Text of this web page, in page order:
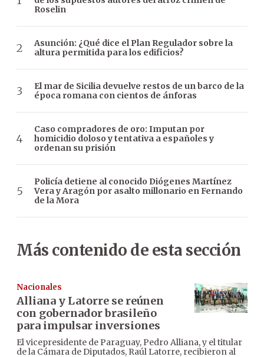
Roselin
Asunción: ¿Qué dice el Plan Regulador sobre la
altura permitida para los edificios?
El mar de Sicilia devuelve restos de un barco de la
época romana con cientos de ánforas
Caso compradores de oro: Imputan por
homicidio doloso y tentativa a españoles y
ordenan su prisión
Policía detiene al conocido Diógenes Martínez
Vera y Aragón por asalto millonario en Fernando
de la Mora
Más contenido de esta sección
Nacionales
Alliana y Latorre se reúnen
con gobernador brasileño
para impulsar inversiones
El vicepresidente de Paraguay, Pedro Alliana, y el titular
de la Cámara de Diputados, Raúl Latorre, recibieron al